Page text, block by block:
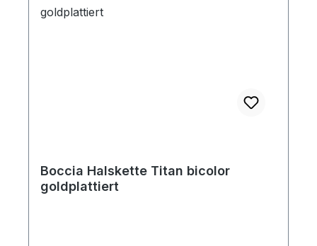
Boccia Halskette Titan bicolor
goldplattiert